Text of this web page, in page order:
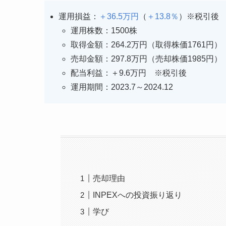
運用損益： ＋36.5万円 （ ＋13.8％ ）※税引
運用株数：1500株
取得金額：264.2万円（取得株価1761円）
売却金額：297.8万円（売却株価1985円）
配当利益：＋9.6万円 ※税引後
運用期間：2023.7～2024.12
売却理由
INPEXへの投資振り返り
学び